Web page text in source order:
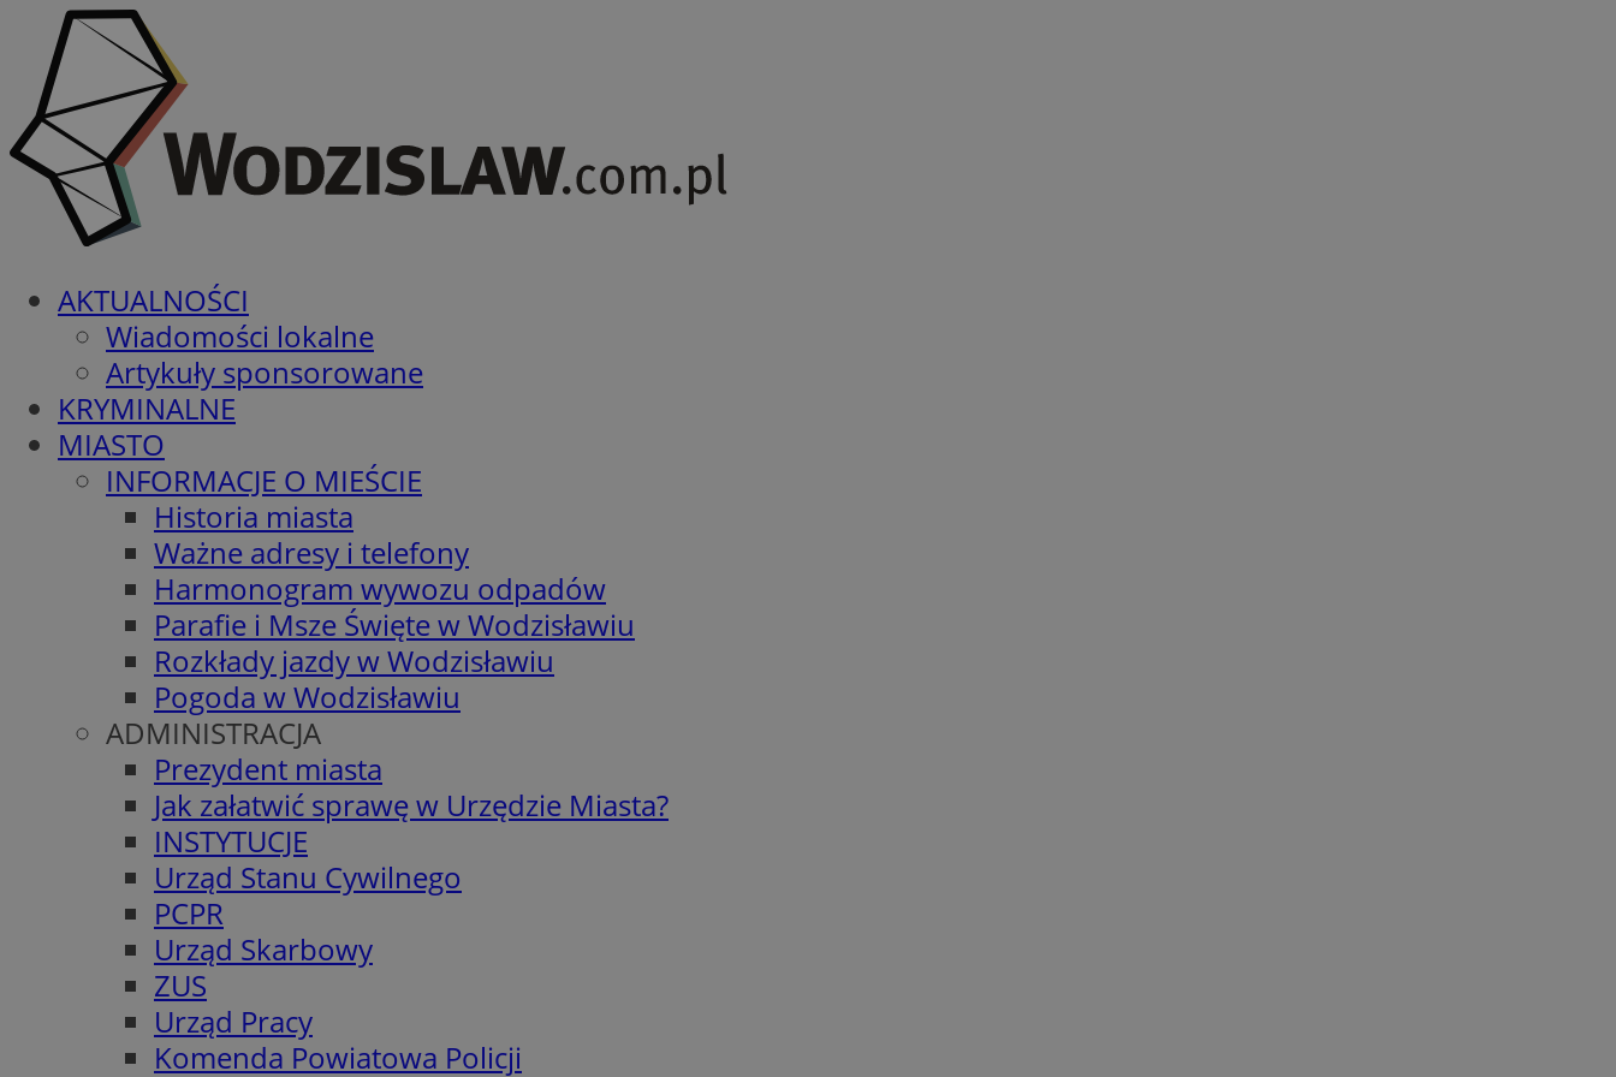
AKTUALNOŚCI
Wiadomości lokalne
Artykuły sponsorowane
KRYMINALNE
MIASTO
INFORMACJE O MIEŚCIE
Historia miasta
Ważne adresy i telefony
Harmonogram wywozu odpadów
Parafie i Msze Święte w Wodzisławiu
Rozkłady jazdy w Wodzisławiu
Pogoda w Wodzisławiu
ADMINISTRACJA
Prezydent miasta
Jak załatwić sprawę w Urzędzie Miasta?
INSTYTUCJE
Urząd Stanu Cywilnego
PCPR
Urząd Skarbowy
ZUS
Urząd Pracy
Komenda Powiatowa Policji